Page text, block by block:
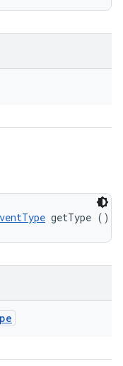
getType ()